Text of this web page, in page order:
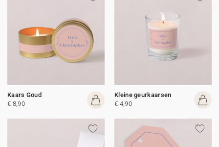
Kaars Goud
€ 8,90
Kleine geurkaarsen
€ 4,90